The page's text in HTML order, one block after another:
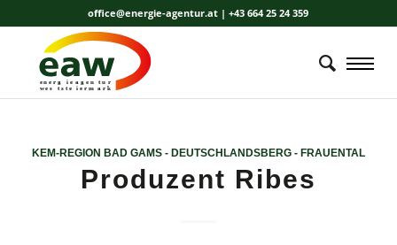
office@energie-agentur.at | +43 664 25 24 359
energ i e a gen t u r
wes
t ste i erm a r k
KEM-REGION BAD GAMS - DEUTSCHLANDSBERG - FRAUENTAL
Produzent Ribes